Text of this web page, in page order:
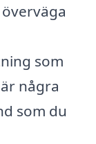
som
några
som du